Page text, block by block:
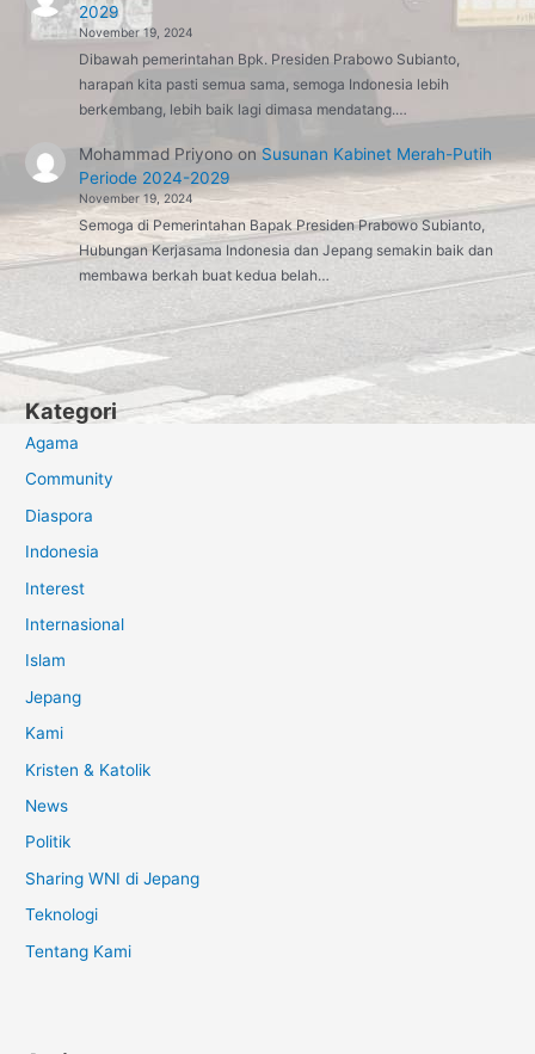
2029
November 19, 2024
Dibawah pemerintahan Bpk. Presiden Prabowo Subianto,
harapan kita pasti semua sama, semoga Indonesia lebih
berkembang, lebih baik lagi dimasa mendatang.…
Mohammad Priyonoon Susunan Kabinet Merah-Putih
Periode 2024-2029
November 19, 2024
Semoga di Pemerintahan Bapak Presiden Prabowo Subianto,
Hubungan Kerjasama Indonesia dan Jepang semakin baik dan
membawa berkah buat kedua belah…
Kategori
Agama
Community
Diaspora
Indonesia
Interest
Internasional
Islam
Jepang
Kami
Kristen & Katolik
News
Politik
Sharing WNI di Jepang
Teknologi
Tentang Kami